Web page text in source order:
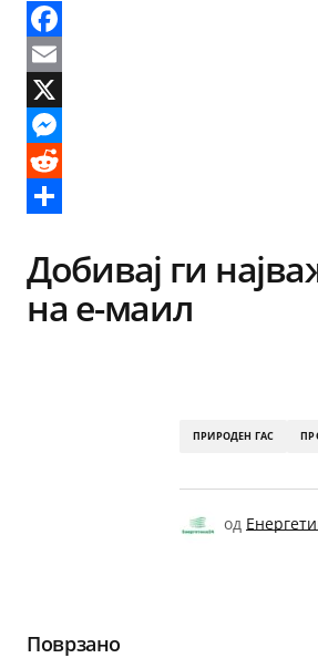
Facebook
Email
X
Messenger
Reddit
Добивај ги
на е-маил
ПРИРОДЕН ГАС
од
Поврзано